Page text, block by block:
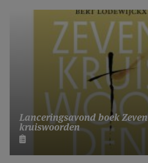
Lanceringsavond boek Zeven
kruiswoorden